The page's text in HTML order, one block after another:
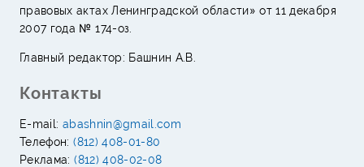
правовых актах Ленинградской области» от 11 декабря
2007 года № 174-оз.
Главный редактор: Башнин А.В.
Контакты
E-mail: abashnin@gmail.com
Телефон:(812) 408-01-80
Реклама:(812) 408-02-08